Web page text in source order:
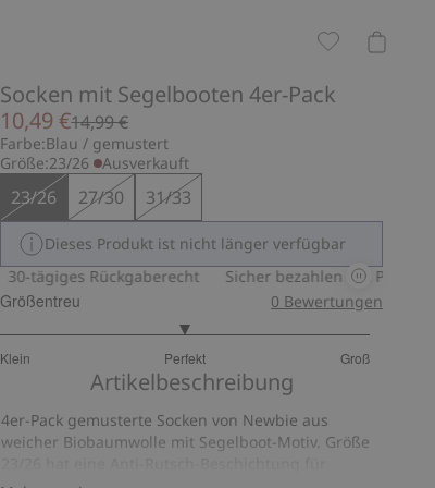
Socken mit Segelbooten 4er-Pack
10,49 €14,99 €
Farbe:Blau / gemustert
Größe:23/26 Ausverkauft
23/26 27/30 31/33
Dieses Produkt ist nicht länger verfügbar
30-tägiges Rückgaberecht Sicher bezahlen mit PayPal &
Größentreu
Klein Perfekt Groß
von
3
Bewertungen
0 Bewertungen
Artikelbeschreibung
4er-Pack gemusterte Socken von Newbie aus
weicher Biobaumwolle mit Segelboot-Motiv. Größe